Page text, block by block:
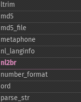
ltrim
md5
md5_​file
metaphone
nl_​langinfo
nl2br
number_​format
ord
parse_​str